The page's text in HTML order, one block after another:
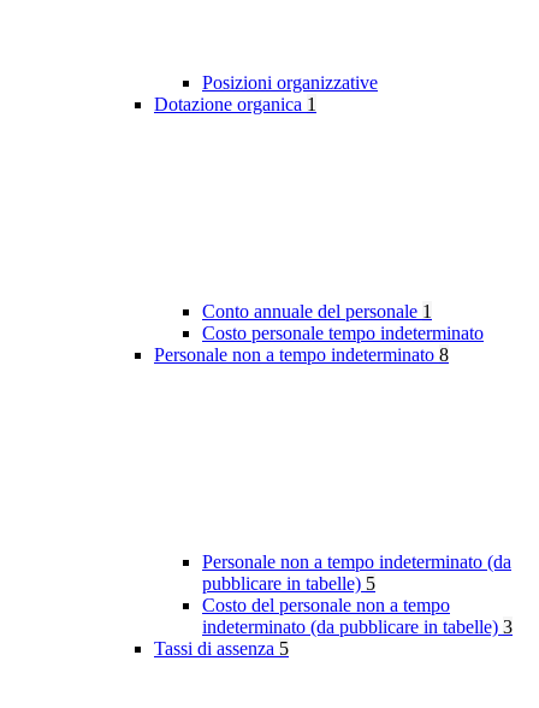
Posizioni organizzative
Dotazione organica 1
Conto annuale del personale 1
Costo personale tempo indeterminato
Personale non a tempo indeterminato 8
Personale non a tempo indeterminato (da
pubblicare in tabelle) 5
Costo del personale non a tempo
indeterminato (da pubblicare in tabelle) 3
Tassi di assenza 5